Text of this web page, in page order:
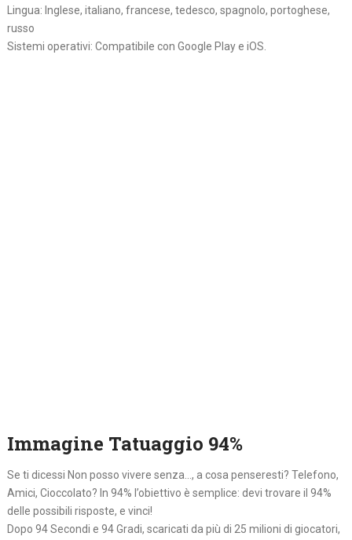
Lingua: Inglese, italiano, francese, tedesco, spagnolo, portoghese,
russo
Sistemi operativi: Compatibile con Google Play e iOS.
Immagine Tatuaggio 94%
Se ti dicessi Non posso vivere senza…, a cosa penseresti? Telefono,
Amici, Cioccolato? In 94% l’obiettivo è semplice: devi trovare il 94%
delle possibili risposte, e vinci!
Dopo 94 Secondi e 94 Gradi, scaricati da più di 25 milioni di giocatori,